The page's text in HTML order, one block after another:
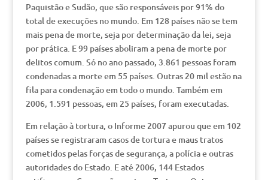
Paquistão e Sudão, que são responsáveis por 91% do
total de execuções no mundo. Em 128 países não se tem
mais pena de morte, seja por determinação da lei, seja
por prática. E 99 países aboliram a pena de morte por
delitos comum. Só no ano passado, 3.861 pessoas foram
condenadas a morte em 55 países. Outras 20 mil estão na
fila para condenação em todo o mundo. Também em
2006, 1.591 pessoas, em 25 países, foram executadas.
Em relação à tortura, o Informe 2007 apurou que em 102
países se registraram casos de tortura e maus tratos
cometidos pelas forças de segurança, a polícia e outras
autoridades do Estado. E até 2006, 144 Estados